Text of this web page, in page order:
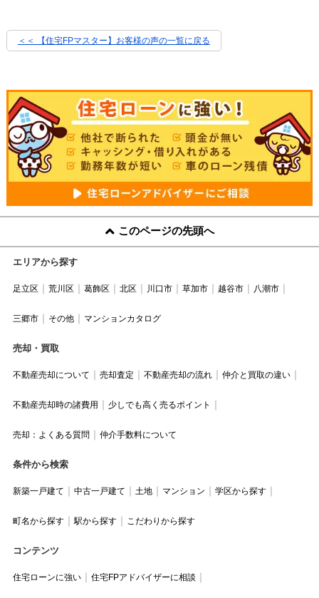
＜＜ 【住宅FPマスター】お客様の声の一覧に戻る
このページの先頭へ
エリアから探す
足立区 荒川区 葛飾区 北区 川口市 草加市 越谷市 八潮市
三郷市 その他 マンションカタログ
売却・買取
不動産売却について 売却査定 不動産売却の流れ 仲介と買取の違い
不動産売却時の諸費用 少しでも高く売るポイント
売却：よくある質問 仲介手数料について
条件から検索
新築一戸建て 中古一戸建て 土地 マンション 学区から探す
町名から探す 駅から探す こだわりから探す
コンテンツ
住宅ローンに強い 住宅FPアドバイザーに相談